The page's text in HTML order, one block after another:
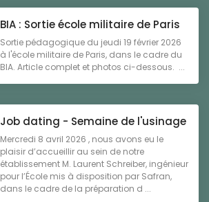
BIA : Sortie école militaire de Paris
Sortie pédagogique du jeudi 19 février 2026
à l'école militaire de Paris, dans le cadre du
BIA. Article complet et photos ci-dessous. ...
Job dating - Semaine de l'usinage
Mercredi 8 avril 2026 , nous avons eu le
plaisir d’accueillir au sein de notre
établissement M. Laurent Schreiber, ingénieur
pour l’École mis à disposition par Safran,
dans le cadre de la préparation d ...